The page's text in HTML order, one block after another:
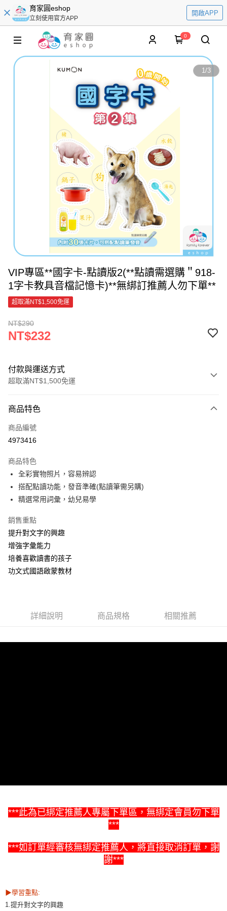
育家圓eshop
立刻使用官方APP
開啟APP
0
1/3
VIP專區**國字卡-點讀版2(**點讀需選購＂918-
1字卡教具音檔記憶卡)**無綁訂推薦人勿下單**
超取滿NT$1,500免運
NT$290
NT$232
付款與運送方式
超取滿NT$1,500免運
信用卡一次付款
超商取貨付款
Apple Pay
街口支付
Google Pay
ATM付款
運送方式
7-11取貨付款
商品特色
商品編號
4973416
商品特色
全彩實物照片，容易辨認
搭配點讀功能，發音準確(點讀筆需另購)
精選常用詞彙，幼兒易學
銷售重點
提升對文字的興趣
增強字彙能力
培養喜歡讀書的孩子
功文式國語啟蒙教材
詳細說明 商品規格 相關推薦
***此為已綁定推薦人專屬下單區，無綁定會員勿下單
***
***如訂單經審核無綁定推薦人，將直接取消訂單，謝
謝***
▶學習重點:
1.提升對文字的興趣